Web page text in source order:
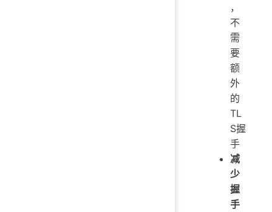
，
不
需
要
额
外
的
TL
S握
手
减
少
握
手